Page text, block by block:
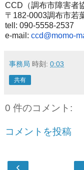
CCD（調布市障害者
〒182-0003調布市若
tell: 090-5558-2537
e-mail: ccd@momo-
事務局 時刻: 0:03
共有
0 件のコメント:
コメントを投稿
‹